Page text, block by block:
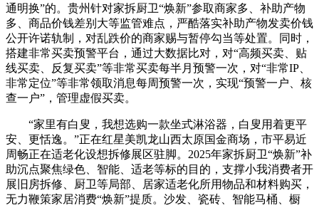
通明换”的。贵州针对家拆厨卫“焕新”参取商家多、补助产物
多、商品价钱差别大等监管难点，严酷落实补助产物发卖价钱
公开许诺轨制，对乱跌价的商家赐与暂停勾当等处置。同时，
搭建非常买卖预警平台，通过大数据比对，对“高频买卖、贴
线买卖、反复买卖”等非常买卖每半月预警一次，对“非常IP、
非常定位”等非常领取消息每周预警一次，实现“预警一户、核
查一户”，管理虚假买卖。
“家里有白叟，我想选购一款坐式淋浴器，白叟用着更平
安、更恬逸。”正在红星美凯龙山西太原国金商场，市平易近
周畅正在适老化设想拆修展区驻脚。2025年家拆厨卫“焕新”补
助沉点聚焦绿色、智能、适老等标的目的，支撑小我消费者开
展旧房拆修、厨卫等局部、居家适老化所用物品和材料购买，
无力鞭策家居消费“焕新”提质。沙发、瓷砖、智能马桶、橱